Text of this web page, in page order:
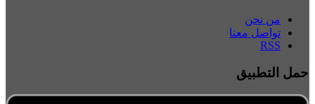
من نحن
تواصل معنا
RSS
حمل التطبيق